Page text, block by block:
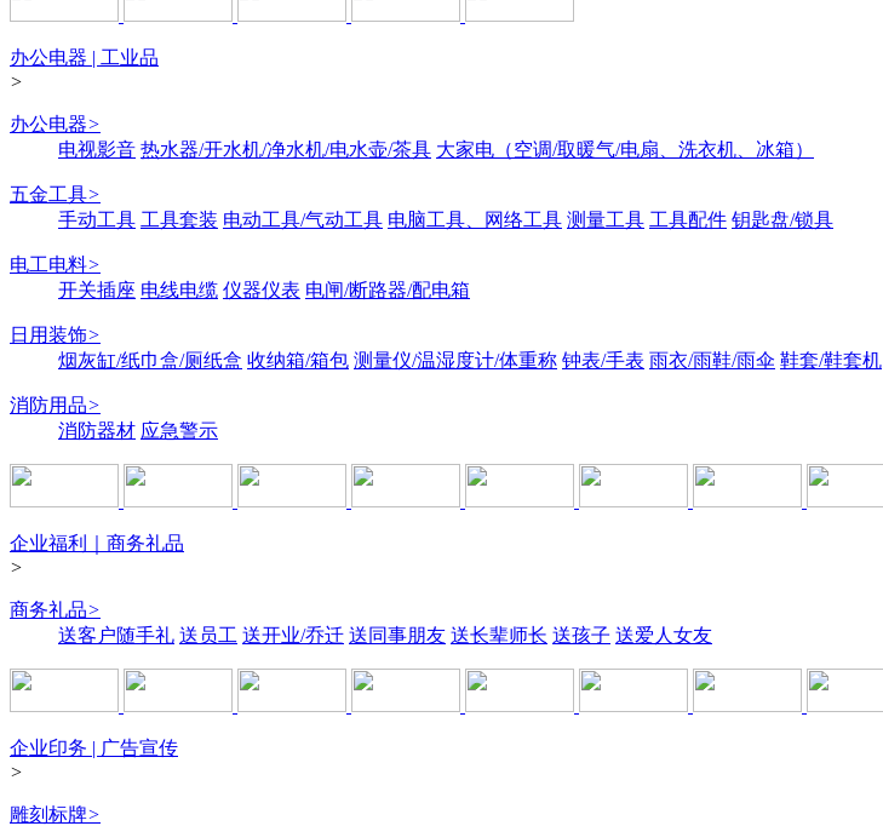
办公电器 | 工业品
>
办公电器>
电视影音 热水器/开水机/净水机/电水壶/茶具 大家电（空调/取暖气/电扇、洗衣机、冰箱）
五金工具>
手动工具 工具套装 电动工具/气动工具 电脑工具、网络工具 测量工具 工具配件 钥匙盘/锁具
电工电料>
开关插座 电线电缆 仪器仪表 电闸/断路器/配电箱
日用装饰>
烟灰缸/纸巾盒/厕纸盒 收纳箱/箱包 测量仪/温湿度计/体重称 钟表/手表 雨衣/雨鞋/雨伞 鞋套/鞋套机
消防用品>
消防器材 应急警示
企业福利｜商务礼品
>
商务礼品>
送客户随手礼 送员工 送开业/乔迁 送同事朋友 送长辈师长 送孩子 送爱人女友
企业印务 | 广告宣传
>
雕刻标牌>